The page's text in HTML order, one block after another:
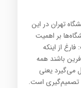
تهران در این
بر اهمیت
از اینکه
باشند همه
می‌گیرد یعنی
تصمیم‌گیری است.